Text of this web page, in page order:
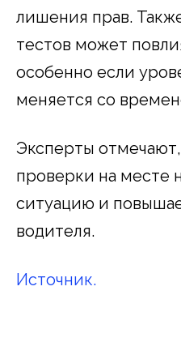
лишения прав.
тестов может
особенно если
меняется со
Эксперты отмечают,
проверки на месте
ситуацию и
водителя.
Источник.